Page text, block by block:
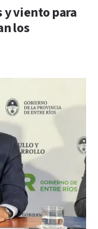
viento para
los